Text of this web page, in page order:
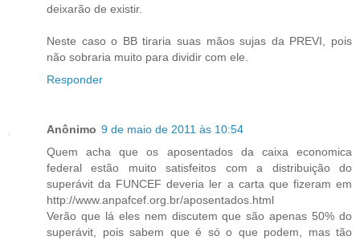
deixarão de existir.
Neste caso o BB tiraria suas mãos sujas da PREVI, pois
não sobraria muito para dividir com ele.
Responder
Anônimo 9 de maio de 2011 às 10:54
Quem acha que os aposentados da caixa economica
federal estão muito satisfeitos com a distribuição do
superávit da FUNCEF deveria ler a carta que fizeram em
http://www.anpafcef.org.br/aposentados.html
Verão que lá eles nem discutem que são apenas 50% do
superávit, pois sabem que é só o que podem, mas tão